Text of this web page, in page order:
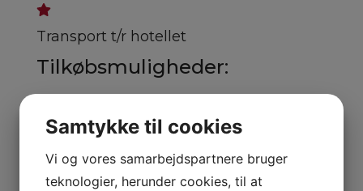
Transport t/r hotellet
Tilkøbsmuligheder:
X
Samtykke til cookies
Vi og vores samarbejdspartnere bruger
teknologier, herunder cookies, til at